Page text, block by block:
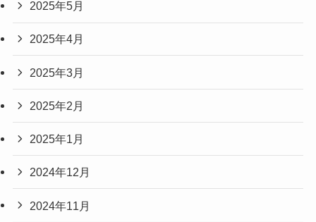
2025年5月
2025年4月
2025年3月
2025年2月
2025年1月
2024年12月
2024年11月